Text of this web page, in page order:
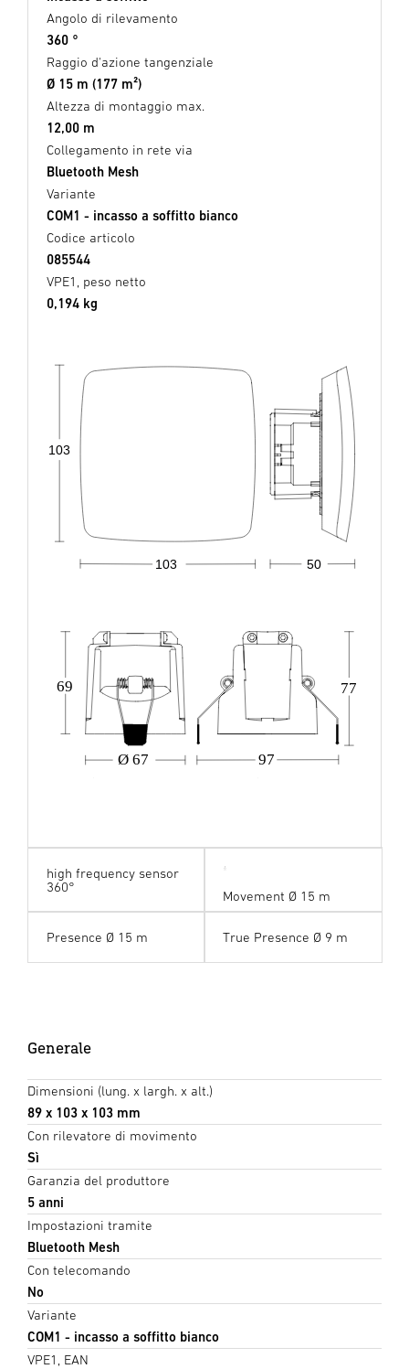
Angolo di rilevamento
360 °
Raggio d'azione tangenziale
Ø 15 m (177 m²)
Altezza di montaggio max.
12,00 m
Collegamento in rete via
Bluetooth Mesh
Variante
COM1 - incasso a soffitto bianco
Codice articolo
085544
VPE1, peso netto
0,194 kg
50
103
103
Ø 67 97
69 77
high frequency sensor
360°
Movement Ø 15 m
Presence Ø 15 m True Presence Ø 9 m
Generale
Dimensioni (lung. x largh. x alt.)
89 x 103 x 103 mm
Con rilevatore di movimento
Sì
Garanzia del produttore
5 anni
Impostazioni tramite
Bluetooth Mesh
Con telecomando
No
Variante
COM1 - incasso a soffitto bianco
VPE1, EAN